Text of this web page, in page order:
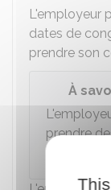
L'employeur
dates de
prendre son
À
prendre
fermeture